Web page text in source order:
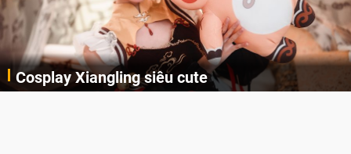
Lala Croft vừa nóng vừa xinh dưới nét vẽ của
AI